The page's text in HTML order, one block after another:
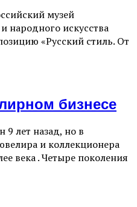
музей
народного искусства
«Русский стиль. От
бизнесе
лет назад, но в
и коллекционера
века . Четыре поколения